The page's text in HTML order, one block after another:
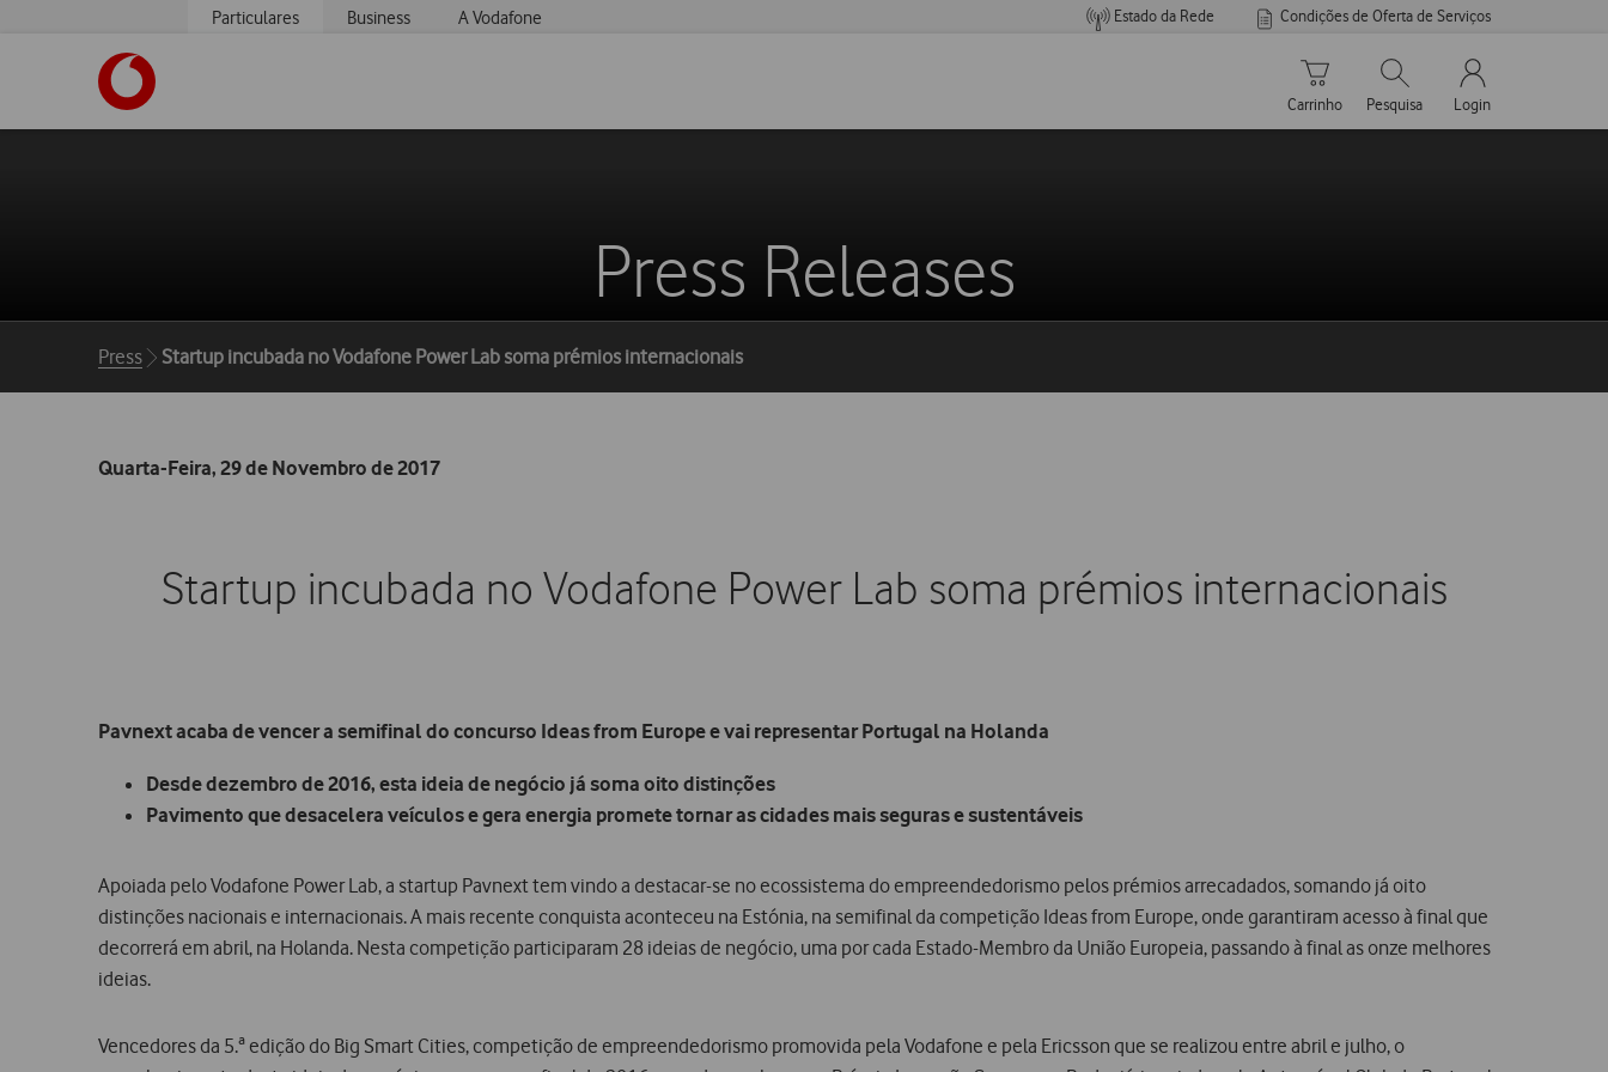
Particulares Business A Vodafone Estado da Rede Condições de Oferta de Serviços
Carrinho de compras
Carrinho
Pesquisar
Pesquisa
My Vodafone
Login
Press Releases
Breadcrumbs
Press Startup incubada no Vodafone Power Lab soma prémios internacionais
Quarta-Feira, 29 de Novembro de 2017
Startup incubada no Vodafone Power Lab soma prémios internacionais
Pavnext acaba de vencer a semifinal do concurso Ideas from Europe e vai representar Portugal na Holanda
Desde dezembro de 2016, esta ideia de negócio já soma oito distinções
Pavimento que desacelera veículos e gera energia promete tornar as cidades mais seguras e sustentáveis
Apoiada pelo Vodafone Power Lab, a startup Pavnext tem vindo a destacar-se no ecossistema do empreendedorismo pelos prémios arrecadados, somando já oito
distinções nacionais e internacionais. A mais recente conquista aconteceu na Estónia, na semifinal da competição Ideas from Europe, onde garantiram acesso à final que
decorrerá em abril, na Holanda. Nesta competição participaram 28 ideias de negócio, uma por cada Estado-Membro da União Europeia, passando à final as onze melhores
ideias.
Vencedores da 5.ª edição do Big Smart Cities, competição de empreendedorismo promovida pela Vodafone e pela Ericsson que se realizou entre abril e julho, o